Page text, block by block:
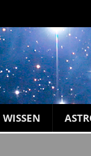
WISSEN